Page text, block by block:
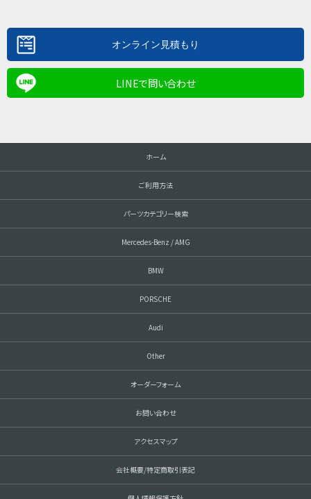
LINEで問い合わせ
ホーム
ご利用方法
パーツカテゴリー検索
Mercedes-Benz / AMG
BMW
PORSCHE
Audi
Other
オーダーフォーム
お問い合わせ
アクセスマップ
会社概要/特定商取引表記